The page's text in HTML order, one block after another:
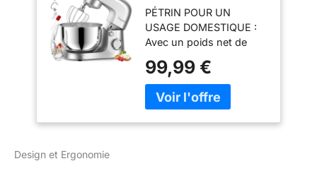
MéLangeur De
PâTe Compact Avec
Crochet De
PéTrissage, Fouet,
Protection Contre
Les éClaboussures
Et SystèMe De
MéLange
PÉTRIN POUR UN
USAGE DOMESTIQUE :
Avec un poids net de
dimensions de
14.5*9.2*12.5 pouces, le
batteur sur socle Vezzio
99,99 €
Design et Ergonomie